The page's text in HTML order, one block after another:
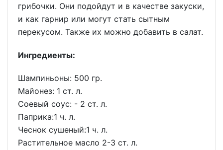
грибочки. Они подойдут и в качестве закуски,
и как гарнир или могут стать сытным
перекусом. Также их можно добавить в салат.
Ингредиенты:
Шампиньоны: 500 гр.
Майонез: 1 ст. л.
Соевый соус: - 2 ст. л.
Паприка:1 ч. л.
Чеснок сушеный:1 ч. л.
Растительное масло 2-3 ст. л.